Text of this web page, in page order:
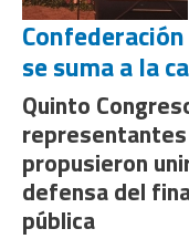
se suma a la
Quinto
propusieron
defensa del
pública